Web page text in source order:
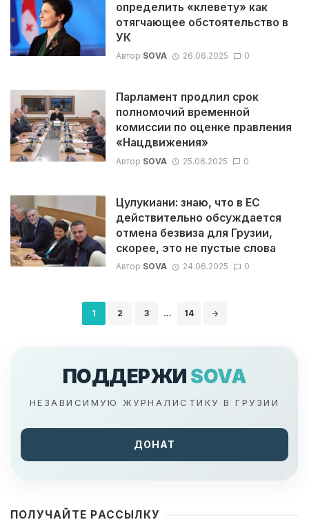
определить «клевету» как
отягчающее обстоятельство в
УК
Автор SOVA 26.06.2025 0
Парламент продлил срок
полномочий временной
комиссии по оценке правления
«Нацдвижения»
Автор SOVA 25.06.2025 0
Цулукиани: знаю, что в ЕС
действительно обсуждается
отмена безвиза для Грузии,
скорее, это не пустые слова
Автор SOVA 24.06.2025 0
1 2 3 ... 14
ПОДДЕРЖИ SOVA
НЕЗАВИСИМУЮ ЖУРНАЛИСТИКУ В ГРУЗИИ
ДОНАТ
ПОЛУЧАЙТЕ РАССЫЛКУ